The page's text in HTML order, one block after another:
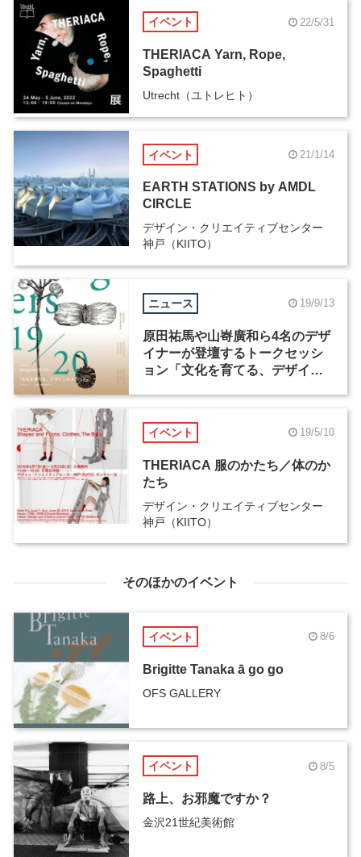
イベント 22/5/31
THERIACA Yarn, Rope,
Spaghetti
Utrecht（ユトレヒト）
イベント 21/1/14
EARTH STATIONS by AMDL
CIRCLE
デザイン・クリエイティブセンター
神戸（KIITO）
ニュース 19/9/13
原田祐馬や山㟢廣和ら4名のデザ
イナーが登壇するトークセッシ
ョン「文化を育てる、デザイン
イベント 19/5/10
THERIACA 服のかたち／体のか
たち
デザイン・クリエイティブセンター
神戸（KIITO）
そのほかのイベント
イベント 8/6
Brigitte Tanaka ā go go
OFS GALLERY
イベント 8/5
路上、お邪魔ですか？
金沢21世紀美術館